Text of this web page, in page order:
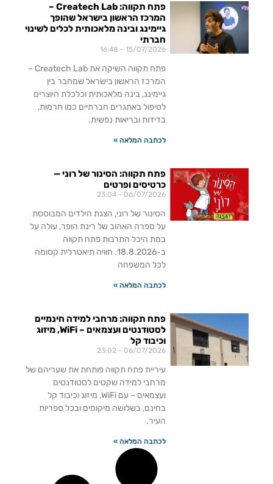
פתח תקווה: Createch Lab –
המרכז הראשון בישראל שהופך
גיימינג ובינה מלאכותית לכלים לשינוי
חברתי
15/07/2026
פתח תקווה השיקה את Createch Lab –
המרכז הראשון בישראל שמחבר בין
גיימינג, בינה מלאכותית וכלכלת היוצרים
לטיפול באתגרים חברתיים כמו חרמות,
בדידות ובריאות נפשית.
לכתבה המלאה »
פתח תקווה: הסינור של רוני —
כרטיסים ופרטים
06/07/2026
הסינור של רוני, הצגת הילדים המבוססת
על ספרה האהוב של רינת הופר, עולה על
במת היכל התרבות פתח תקווה
ב-18.8.2026. חוויה תיאטרלית קסומה
לכל המשפחה
לכתבה המלאה »
פתח תקווה: מרחבי למידה חינמיים
לסטודנטים ועצמאים – WiFi, מיזוג
וכיבוד קל
06/07/2026
עיריית פתח תקווה פותחת את שעריהם של
מרחבי למידה שקטים לסטודנטים
ועצמאים – עם WiFi, מיזוג וכיבוד קל
בחינם, בשלושה מיקומים ובכל ספריות
העיר.
לכתבה המלאה »